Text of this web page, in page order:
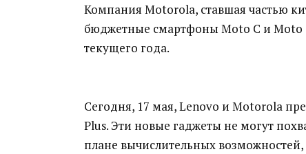
Компания Motorola, ставшая частью
бюджетные смартфоны Moto C и Moto
текущего года.
Сегодня, 17 мая, Lenovo и Motorola
Plus. Эти новые гаджеты не могут
плане вычислительных